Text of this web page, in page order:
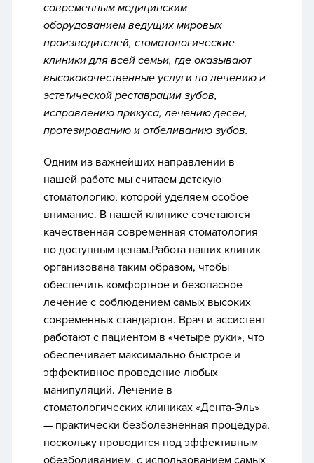
современным медицинским
оборудованием ведущих мировых
производителей, стоматологические
клиники для всей семьи, где оказывают
высококачественные услуги по лечению и
эстетической реставрации зубов,
исправлению прикуса, лечению десен,
протезированию и отбеливанию зубов.
Одним из важнейших направлений в
нашей работе мы считаем детскую
стоматологию, которой уделяем особое
внимание. В нашей клинике сочетаются
качественная современная стоматология
по доступным ценам.Работа наших клиник
организована таким образом, чтобы
обеспечить комфортное и безопасное
лечение с соблюдением самых высоких
современных стандартов. Врач и ассистент
работают с пациентом в «четыре руки», что
обеспечивает максимально быстрое и
эффективное проведение любых
манипуляций. Лечение в
стоматологических клиниках «Дента-Эль»
— практически безболезненная процедура,
поскольку проводится под эффективным
обезболиванием, с использованием самых